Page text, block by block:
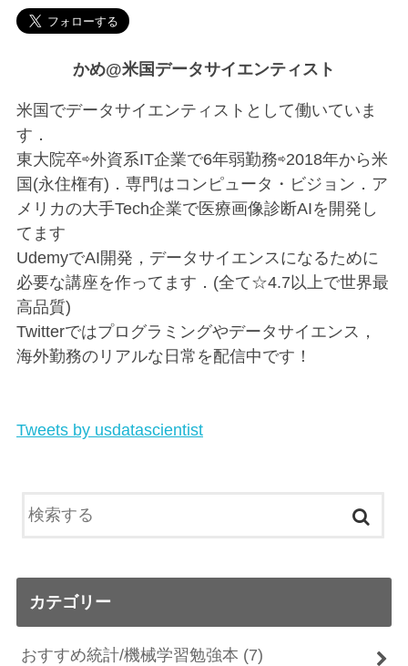
かめ@米国データサイエンティスト
米国でデータサイエンティストとして働いていま
す．
東大院卒⇨外資系IT企業で6年弱勤務⇨2018年から米
国(永住権有)．専門はコンピュータ・ビジョン．ア
メリカの大手Tech企業で医療画像診断AIを開発し
てます
UdemyでAI開発，データサイエンスになるために
必要な講座を作ってます．(全て☆4.7以上で世界最
高品質)
Twitterではプログラミングやデータサイエンス，
海外勤務のリアルな日常を配信中です！
Tweets by usdatascientist
カテゴリー
おすすめ統計/機械学習勉強本 (7)